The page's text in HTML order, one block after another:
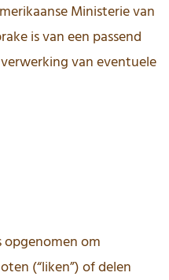
Ministerie van
is van een passend
van eventuele
om
(“liken”) of delen